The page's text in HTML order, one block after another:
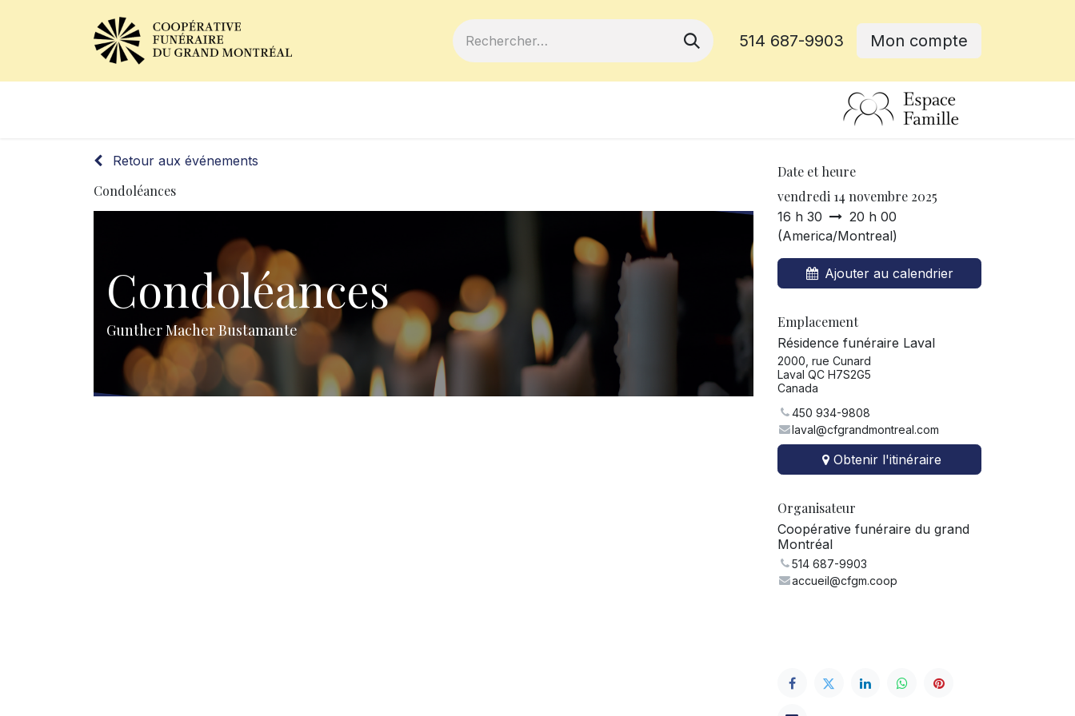
514 687-9903 Mon compte
Retour aux événements
Condoléances
Condoléances
Gunther Macher Bustamante
Date et heure
vendredi 14 novembre 2025
16 h 30
20 h 00
(America/Montreal)
Ajouter au calendrier
Emplacement
Résidence funéraire Laval
2000, rue Cunard
Laval QC H7S2G5
Canada
450 934-9808
laval@cfgrandmontreal.com
Obtenir l'itinéraire
Organisateur
Coopérative funéraire du grand
Montréal
514 687-9903
accueil@cfgm.coop